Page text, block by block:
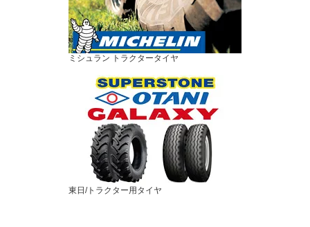
ミシュラン トラクタータイヤ
東日/トラクター用タイヤ